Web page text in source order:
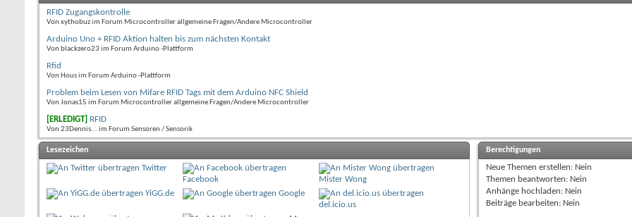
RFID Zugangskontrolle
Von xythobuz im Forum Microcontroller allgemeine Fragen/Andere Microcontroller
Arduino Uno + RFID Aktion halten bis zum nächsten Kontakt
Von blackzero23 im Forum Arduino -Plattform
Rfid
Von Hous im Forum Arduino -Plattform
Problem beim Lesen von Mifare RFID Tags mit dem Arduino NFC Shield
Von Jonas15 im Forum Microcontroller allgemeine Fragen/Andere Microcontroller
[ERLEDIGT] RFID
Von 23Dennis... im Forum Sensoren / Sensorik
Lesezeichen
Twitter
Facebook
Mister Wong
YiGG.de
Google
del.icio.us
Berechtigungen
Neue Themen erstellen: Nein
Themen beantworten: Nein
Anhänge hochladen: Nein
Beiträge bearbeiten: Nein